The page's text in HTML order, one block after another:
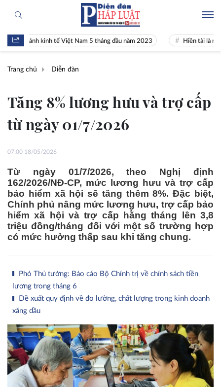
cảnh kinh tế Việt Nam 5 tháng đầu năm 2023 Hiền tài là nguyên khí
Trang chủ Diễn đàn
Tăng 8% lương hưu và trợ cấp
từ ngày 01/7/2026
07:00 18/05/2026
Từ ngày 01/7/2026, theo Nghị định
162/2026/NĐ-CP, mức lương hưu và trợ cấp
bảo hiểm xã hội sẽ tăng thêm 8%. Đặc biệt,
Chính phủ nâng mức lương hưu, trợ cấp bảo
hiểm xã hội và trợ cấp hằng tháng lên 3,8
triệu đồng/tháng đối với một số trường hợp
có mức hưởng thấp sau khi tăng chung.
Phó Thủ tướng: Báo cáo Bộ Chính trị về chính sách tiền
lương trong tháng 6
Đề xuất quy định về đo lường, chất lượng trong kinh doanh
xăng dầu